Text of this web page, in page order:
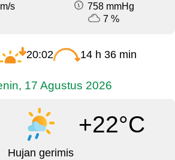
s
758 mmHg
7 %
20:02 14 h 36 min
17 Agustus 2026
+22°C
Hujan gerimis